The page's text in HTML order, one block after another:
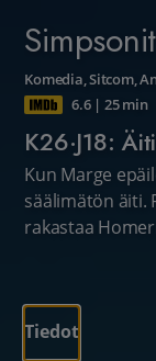
Simpsonit
Komedia,Sitcom,
6.6| 25 min
K26·J18:
Kun Marge
säälimätön äiti.
rakastaa
Tiedot